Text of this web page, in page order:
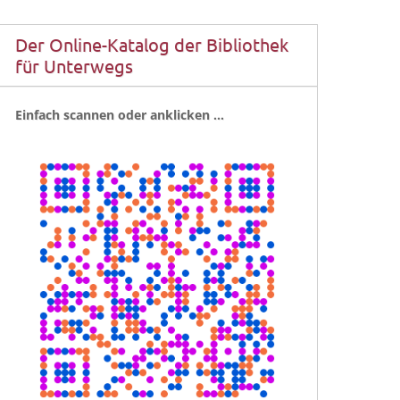
Der Online-Katalog der Bibliothek
für Unterwegs
Ein­fach scan­nen oder anklicken …